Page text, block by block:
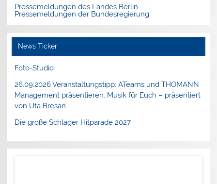
Pressemeldungen des Landes Berlin
Pressemeldungen der Bundesregierung
News Ticker
Foto-Studio
26.09.2026 Veranstaltungstipp: ATeams und THOMANN
Management präsentieren. Musik für Euch – präsentiert
von Uta Bresan
Die große Schlager Hitparade 2027